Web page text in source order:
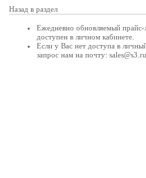
Назад в раздел
Ежедневно обновляемый прайс-
доступен в личном кабинете.
Если у Вас нет доступа в
запрос нам на почту: sales@s3.ru